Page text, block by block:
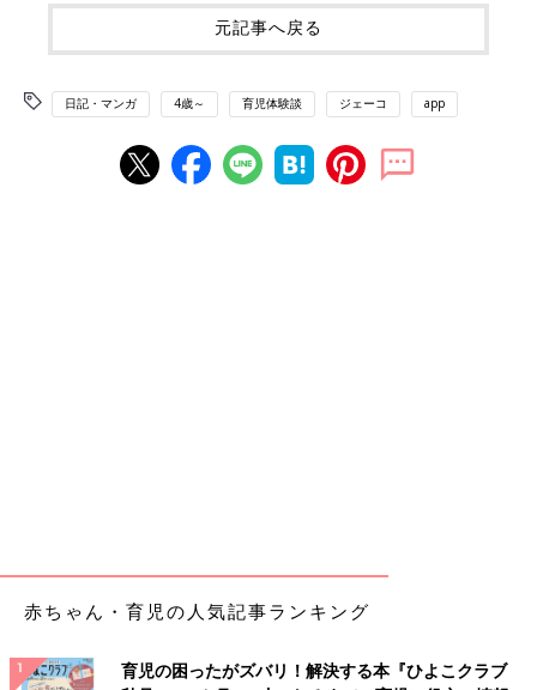
元記事へ戻る
日記・マンガ 4歳～ 育児体験談 ジェーコ app
赤ちゃん・育児の人気記事ランキング
育児の困ったがズバリ！解決する本『ひよこクラブ